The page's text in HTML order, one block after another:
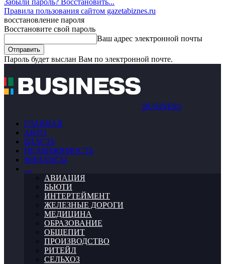
Забыли пароль? Восстановить...
Правила пользования сайтом gazetabiznes.ru
восстановление пароля
Восстановите свой пароль
Ваш адрес электронной почты
Пароль будет выслан Вам по электронной почте.
BUSINESS
ГЛАВНАЯ
АВТО
ВЛАСТЬ
НЕДВИЖИМОСТЬ
ФИНАНСЫ
…
АВИАЦИЯ
БЬЮТИ
ИНТЕРТЕЙМЕНТ
ЖЕЛЕЗНЫЕ ДОРОГИ
МЕДИЦИНА
ОБРАЗОВАНИЕ
ОБЩЕПИТ
ПРОИЗВОДСТВО
РИТЕЙЛ
СЕЛЬХОЗ